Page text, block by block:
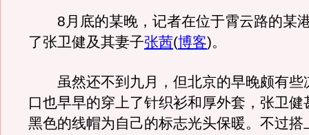
8月底的某晚，记者在位于霄云路的某
了张卫健及其妻子张茜(博客)。
虽然还不到九月，但北京的早晚颇有些
口也早早的穿上了针织衫和厚外套，张卫健
黑色的线帽为自己的标志光头保暖。不过搭